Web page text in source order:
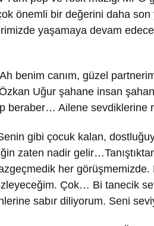
önemli bir değerini daha
yaşamaya devam
Ah benim canım, güzel
Uğur şahane insan
beraber… Ailene sevdiklerine
gibi çocuk kalan,
zaten nadir
her
Çok… Bi tanecik
sabır diliyorum. Seni